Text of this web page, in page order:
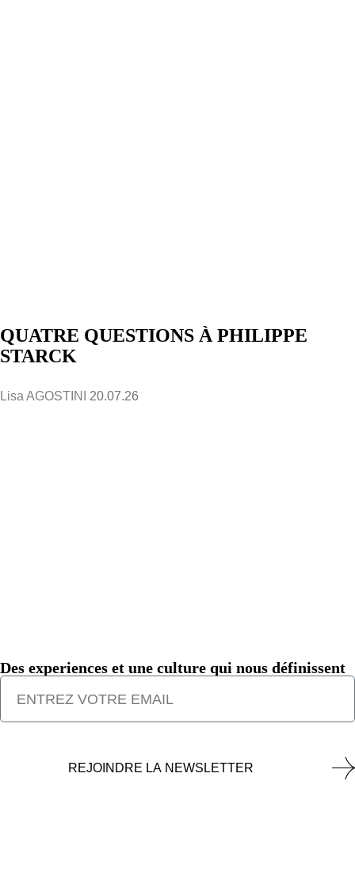
QUATRE QUESTIONS À PHILIPPE
STARCK
Lisa AGOSTINI 20.07.26
Des experiences et une culture qui nous définissent
REJOINDRE LA NEWSLETTER